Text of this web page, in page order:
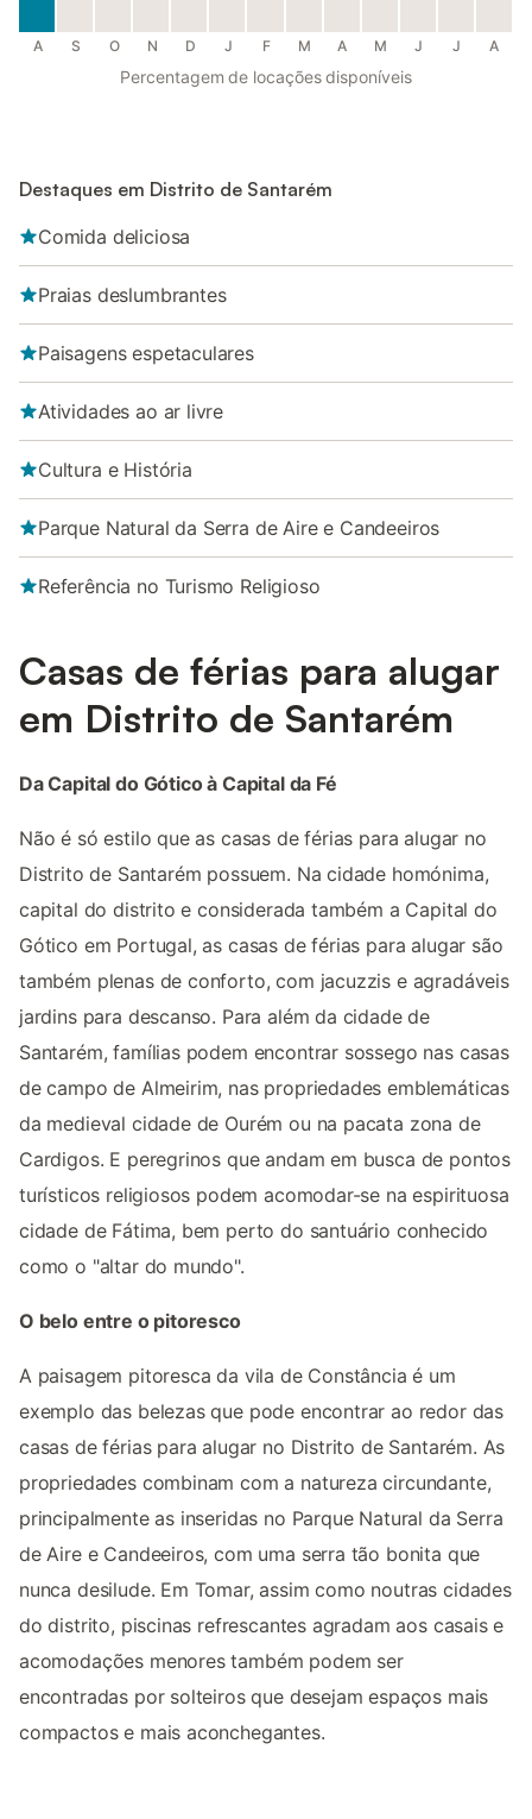
A S O N D J F M A M J J A
Percentagem de locações disponíveis
Destaques em Distrito de Santarém
Comida deliciosa
Praias deslumbrantes
Paisagens espetaculares
Atividades ao ar livre
Cultura e História
Parque Natural da Serra de Aire e Candeeiros
Referência no Turismo Religioso
Casas de férias para alugar
em Distrito de Santarém
Da Capital do Gótico à Capital da Fé
Não é só estilo que as casas de férias para alugar no
Distrito de Santarém possuem. Na cidade homónima,
capital do distrito e considerada também a Capital do
Gótico em Portugal, as casas de férias para alugar são
também plenas de conforto, com jacuzzis e agradáveis
jardins para descanso. Para além da cidade de
Santarém, famílias podem encontrar sossego nas casas
de campo de Almeirim, nas propriedades emblemáticas
da medieval cidade de Ourém ou na pacata zona de
Cardigos. E peregrinos que andam em busca de pontos
turísticos religiosos podem acomodar-se na espirituosa
cidade de Fátima, bem perto do santuário conhecido
como o "altar do mundo".
O belo entre o pitoresco
A paisagem pitoresca da vila de Constância é um
exemplo das belezas que pode encontrar ao redor das
casas de férias para alugar no Distrito de Santarém. As
propriedades combinam com a natureza circundante,
principalmente as inseridas no Parque Natural da Serra
de Aire e Candeeiros, com uma serra tão bonita que
nunca desilude. Em Tomar, assim como noutras cidades
do distrito, piscinas refrescantes agradam aos casais e
acomodações menores também podem ser
encontradas por solteiros que desejam espaços mais
compactos e mais aconchegantes.